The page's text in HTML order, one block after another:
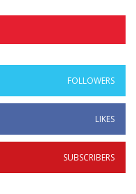
FOLLOWERS
LIKES
SUBSCRIBERS